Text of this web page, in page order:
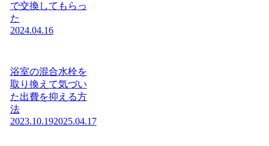
で交換してもらっ
た
2024.04.16
浴室の混合水栓を
取り換えて気づい
た出費を抑える方
法
2023.10.192025.04.17